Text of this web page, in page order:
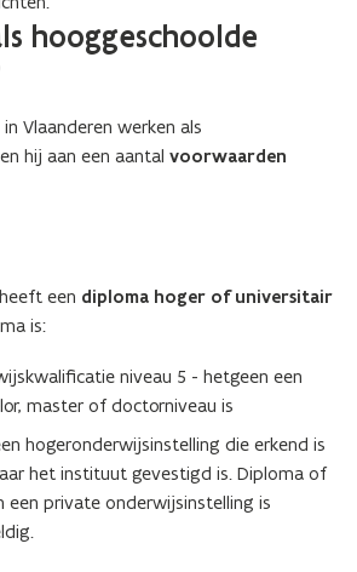
hooggeschoolde
Vlaanderen werken als
hij aan een aantal voorwaarden
een diploma hoger of universitair
is:
niveau 5 - hetgeen een
master of doctorniveau is
hogeronderwijsinstelling die erkend is
het instituut gevestigd is. Diploma of
een private onderwijsinstelling is